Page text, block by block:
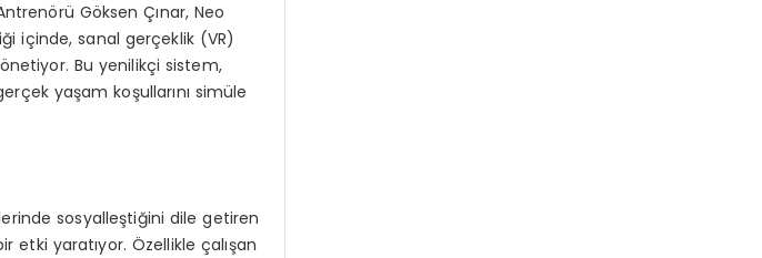
Göksen Çınar, Neo
içinde, sanal gerçeklik (VR)
Bu yenilikçi sistem,
yaşam koşullarını simüle
sosyalleştiğini dile getiren
etki yaratıyor. Özellikle çalışan